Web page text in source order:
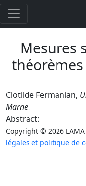
Mesures
Clotilde Fermanian,
Marne.
Abstract:
Copyright © 2026
légales et politique de